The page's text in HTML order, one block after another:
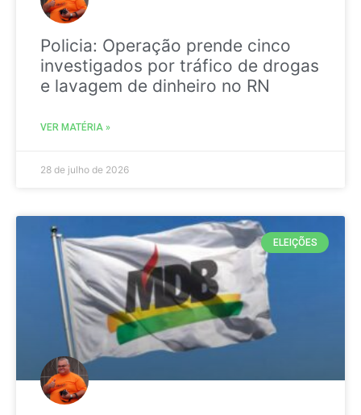
Policia: Operação prende cinco
investigados por tráfico de drogas
e lavagem de dinheiro no RN
VER MATÉRIA »
28 de julho de 2026
ELEIÇÕES